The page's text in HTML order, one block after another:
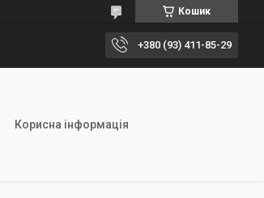
Кошик
+380 (93) 411-85-29
Корисна інформація